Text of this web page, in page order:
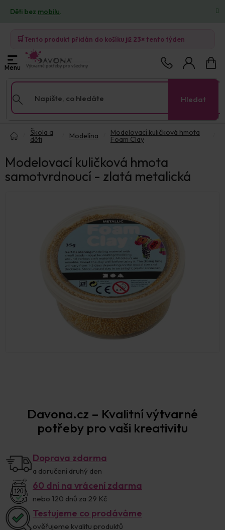
obsah
Děti bez mobilu.
🛒Tento produkt přidán do košíku již 23× tento týden
Hledat
košík
Škola a
děti Modelína Modelovací kuličková hmota
Foam Clay
Modelovací kuličková hmota
samotvrdnoucí - zlatá metalická
Davona.cz – Kvalitní výtvarné
potřeby pro vaši kreativitu
Doprava zdarma
a doručení druhý den
60 dní na vrácení zdarma
nebo 120 dnů za 29 Kč
Testujeme co prodáváme
ověřujeme kvalitu produktů